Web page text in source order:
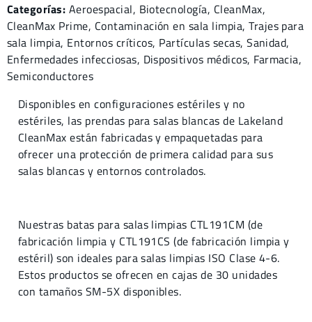
Categorías: Aeroespacial, Biotecnología, CleanMax,
CleanMax Prime, Contaminación en sala limpia,Trajes para
sala limpia, Entornos críticos, Partículas secas,Sanidad,
Enfermedades infecciosas, Dispositivos médicos, Farmacia,
Semiconductores
Disponibles en configuraciones estériles y no
estériles, las prendas para salas blancas de Lakeland
CleanMax están fabricadas y empaquetadas para
ofrecer una protección de primera calidad para sus
salas blancas y entornos controlados.
Nuestras batas para salas limpias CTL191CM (de
fabricación limpia y CTL191CS (de fabricación limpia y
estéril) son ideales para salas limpias ISO Clase 4-6.
Estos productos se ofrecen en cajas de 30 unidades
con tamaños SM-5X disponibles.